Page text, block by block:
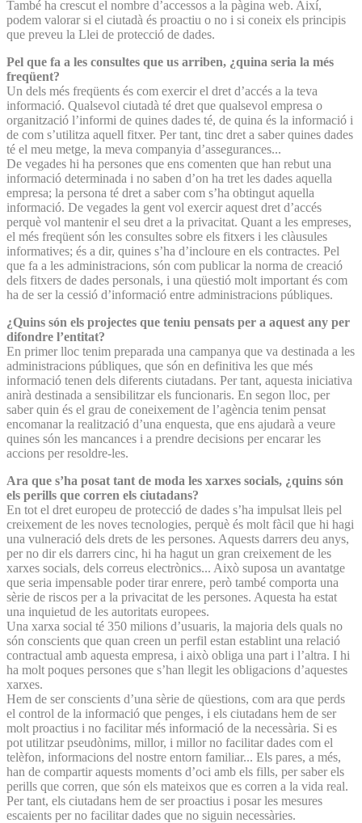
També ha crescut el nombre d’accessos a la pàgina web. Així,
podem valorar si el ciutadà és proactiu o no i si coneix els principis
que preveu la Llei de protecció de dades.
Pel que fa a les consultes que us arriben, ¿quina seria la més
freqüent?
Un dels més freqüents és com exercir el dret d’accés a la teva
informació. Qualsevol ciutadà té dret que qualsevol empresa o
organització l’informi de quines dades té, de quina és la informació i
de com s’utilitza aquell fitxer. Per tant, tinc dret a saber quines dades
té el meu metge, la meva companyia d’assegurances...
De vegades hi ha persones que ens comenten que han rebut una
informació determinada i no saben d’on ha tret les dades aquella
empresa; la persona té dret a saber com s’ha obtingut aquella
informació. De vegades la gent vol exercir aquest dret d’accés
perquè vol mantenir el seu dret a la privacitat. Quant a les empreses,
el més freqüent són les consultes sobre els fitxers i les clàusules
informatives; és a dir, quines s’ha d’incloure en els contractes. Pel
que fa a les administracions, són com publicar la norma de creació
dels fitxers de dades personals, i una qüestió molt important és com
ha de ser la cessió d’informació entre administracions públiques.
¿Quins són els projectes que teniu pensats per a aquest any per
difondre l’entitat?
En primer lloc tenim preparada una campanya que va destinada a les
administracions públiques, que són en definitiva les que més
informació tenen dels diferents ciutadans. Per tant, aquesta iniciativa
anirà destinada a sensibilitzar els funcionaris. En segon lloc, per
saber quin és el grau de coneixement de l’agència tenim pensat
encomanar la realització d’una enquesta, que ens ajudarà a veure
quines són les mancances i a prendre decisions per encarar les
accions per resoldre-les.
Ara que s’ha posat tant de moda les xarxes socials, ¿quins són
els perills que corren els ciutadans?
En tot el dret europeu de protecció de dades s’ha impulsat lleis pel
creixement de les noves tecnologies, perquè és molt fàcil que hi hagi
una vulneració dels drets de les persones. Aquests darrers deu anys,
per no dir els darrers cinc, hi ha hagut un gran creixement de les
xarxes socials, dels correus electrònics... Això suposa un avantatge
que seria impensable poder tirar enrere, però també comporta una
sèrie de riscos per a la privacitat de les persones. Aquesta ha estat
una inquietud de les autoritats europees.
Una xarxa social té 350 milions d’usuaris, la majoria dels quals no
són conscients que quan creen un perfil estan establint una relació
contractual amb aquesta empresa, i això obliga una part i l’altra. I hi
ha molt poques persones que s’han llegit les obligacions d’aquestes
xarxes.
Hem de ser conscients d’una sèrie de qüestions, com ara que perds
el control de la informació que penges, i els ciutadans hem de ser
molt proactius i no facilitar més informació de la necessària. Si es
pot utilitzar pseudònims, millor, i millor no facilitar dades com el
telèfon, informacions del nostre entorn familiar... Els pares, a més,
han de compartir aquests moments d’oci amb els fills, per saber els
perills que corren, que són els mateixos que es corren a la vida real.
Per tant, els ciutadans hem de ser proactius i posar les mesures
escaients per no facilitar dades que no siguin necessàries.